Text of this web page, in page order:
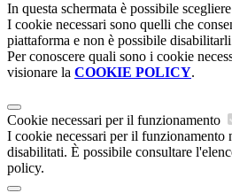
In questa schermata è possibile
I cookie necessari sono quelli che
piattaforma e non è possibile
Per conoscere quali sono i cookie
visionare la COOKIE POLICY.
Cookie necessari per il funzionamento
I cookie necessari per il funzionamento
disabilitati. È possibile consultare
policy.